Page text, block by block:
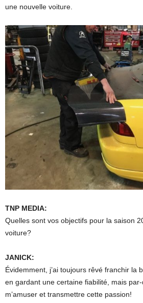
une nouvelle voiture.
TNP MEDIA:
Quelles sont vos objectifs pour la saison
voiture?
JANICK:
Évidemment, j’ai toujours rêvé franchir la
en gardant une certaine fiabilité, mais par-
m’amuser et transmettre cette passion!